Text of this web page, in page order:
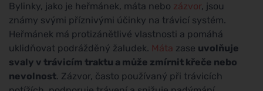
Bylinky, jako je heřmánek, máta nebo zázvor, jsou
známy svými příznivými účinky na trávicí systém.
Heřmánek má protizánětlivé vlastnosti a pomáhá
uklidňovat podrážděný žaludek. Máta zase uvolňuje
svaly v trávicím traktu a může zmírnit křeče nebo
nevolnost. Zázvor, často používaný při trávicích